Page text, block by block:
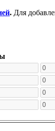
. Для